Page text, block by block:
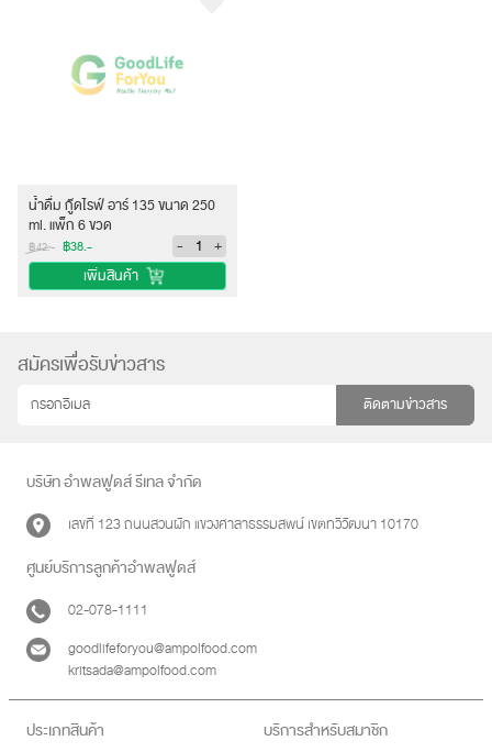
น้ำดื่ม กู๊ดไรฟ์ อาร์ 135 ขนาด 250
ml. แพ็ก 6 ขวด
฿42.- ฿38.- -
+
เพิ่มสินค้า
สมัครเพื่อรับข่าวสาร
ติดตามข่าวสาร
บริษัท อำพลฟูดส์ รีเทล จำกัด
เลขที่ 123 ถนนสวนผัก แขวงศาลาธรรมสพน์ เขตทวีวัฒนา 10170
ศูนย์บริการลูกค้าอำพลฟูดส์
02-078-1111
goodlifeforyou@ampolfood.com
kritsada@ampolfood.com
ประเภทสินค้า บริการสำหรับสมาชิก